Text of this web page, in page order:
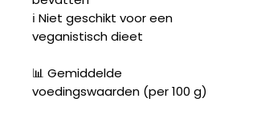
ℹ️ Niet geschikt voor een
veganistisch dieet
📊 Gemiddelde
voedingswaarden (per 100 g)